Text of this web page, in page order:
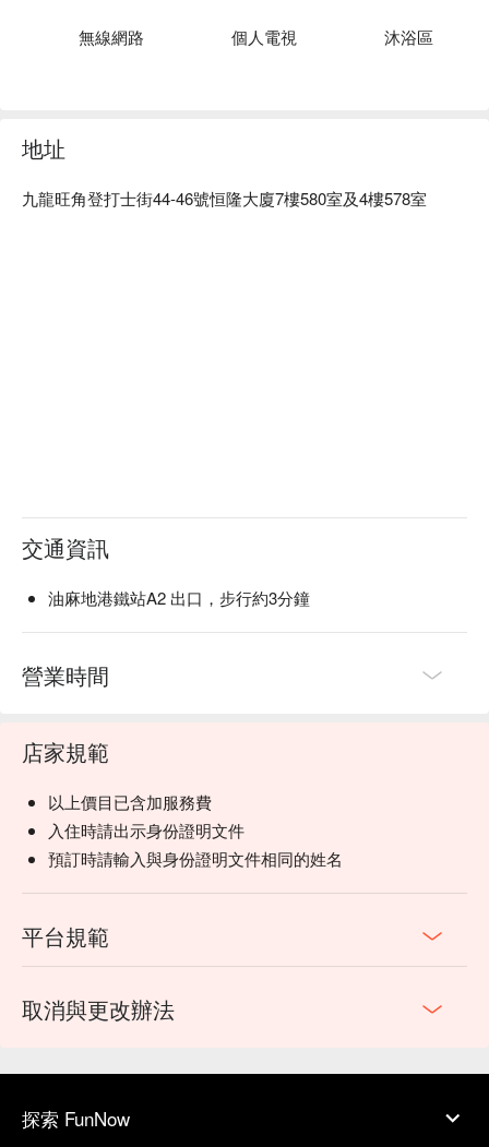
步行 1 分鐘即可抵達
無線網路 個人電視 沐浴區
地址
九龍旺角登打士街44-46號恒隆大廈7樓580室及4樓578室
交通資訊
油麻地港鐵站A2 出口，步行約3分鐘
營業時間
店家規範
以上價目已含加服務費
入住時請出示身份證明文件
預訂時請輸入與身份證明文件相同的姓名
平台規範
取消與更改辦法
探索 FunNow